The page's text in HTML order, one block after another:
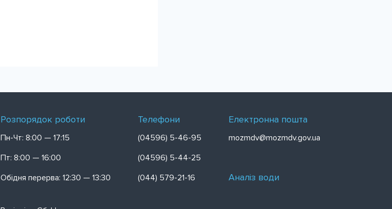
Розпорядок роботи
Пн-Чт: 8:00 — 17:15
Пт: 8:00 — 16:00
Обідня перерва: 12:30 — 13:30
Телефони
(04596) 5-46-95
(04596) 5-44-25
(044) 579-21-16
Електронна пошта
mozmdv@mozmdv.gov.ua
Аналіз води